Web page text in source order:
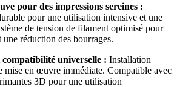
pour des impressions sereines :
pour une utilisation intensive et une
de tension de filament optimisé pour
une réduction des bourrages.
universelle : Installation
mise en œuvre immédiate. Compatible avec
3D pour une utilisation